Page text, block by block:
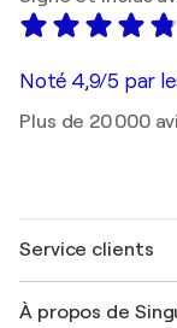
Noté 4,9/5 par
Plus de 20 000
Service clients
Expédition
À propos de